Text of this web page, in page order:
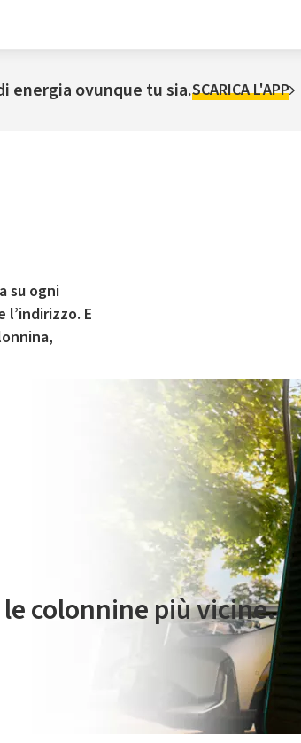
energia ovunque tu sia.SCARICA L'APP
su ogni
E
elettrica è gestito da Plenitude On The Road
colonnine più vicine.